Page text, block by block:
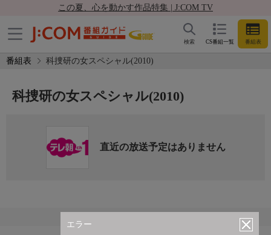
この夏、心を動かす作品特集 | J:COM TV
CS番組一覧 番組表
検索
番組表 科捜研の女スペシャル(2010)
エラー
科捜研の女スペシャル(2010)
直近の放送予定はありません